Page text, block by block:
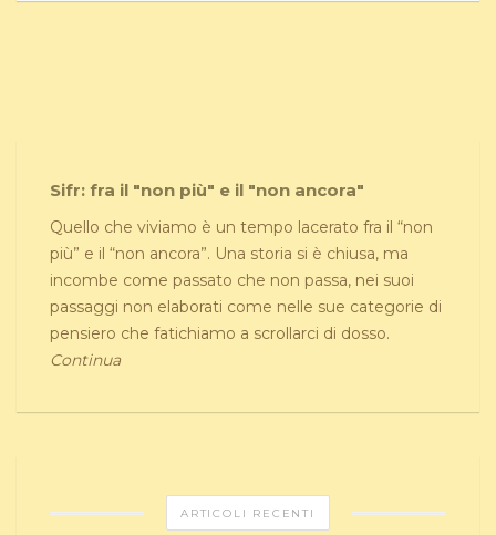
Sifr: fra il "non più" e il "non ancora"
Quello che viviamo è un tempo lacerato fra il “non
più” e il “non ancora”. Una storia si è chiusa, ma
incombe come passato che non passa, nei suoi
passaggi non elaborati come nelle sue categorie di
pensiero che fatichiamo a scrollarci di dosso.
Continua
ARTICOLI RECENTI